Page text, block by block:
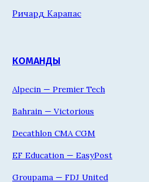
Ричард Карапас
КОМАНДЫ
Alpecin — Premier Tech
Bahrain — Victorious
Decathlon CMA CGM
EF Education — EasyPost
Groupama — FDJ United